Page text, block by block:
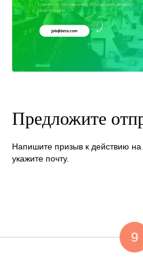
Предложите
Напишите призыв к действию
укажите почту.
9